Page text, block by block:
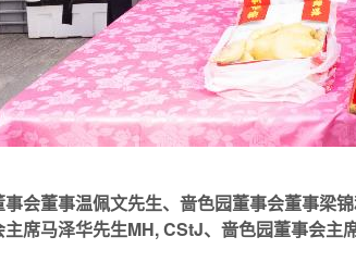
会董事温佩文先生、啬色园董事会董事梁
席马泽华先生MH, CStJ、啬色园董事会